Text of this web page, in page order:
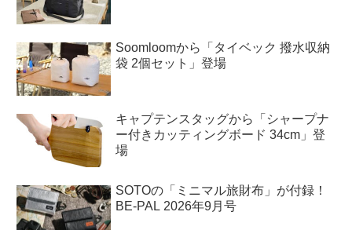
Soomloomから「タイベック 撥水収納
袋 2個セット」登場
キャプテンスタッグから「シャープナ
ー付きカッティングボード 34cm」登
場
SOTOの「ミニマル旅財布」が付録！
BE-PAL 2026年9月号